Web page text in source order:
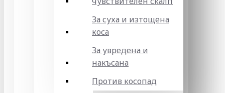
За суха и изтощена
коса
За увредена и
накъсана
Против косопад